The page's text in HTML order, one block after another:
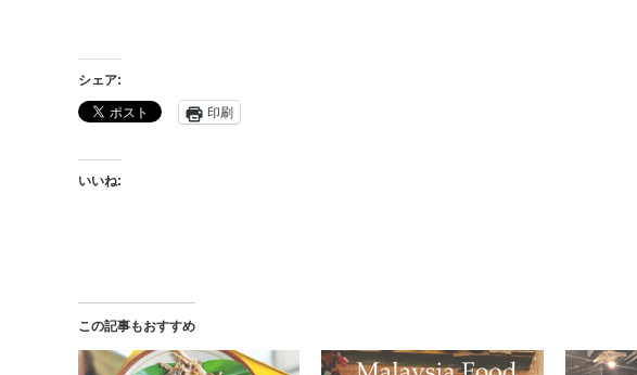
シェア:
印刷
いいね:
この記事もおすすめ